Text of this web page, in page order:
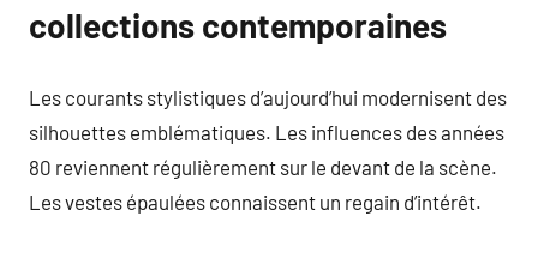
collections contemporaines
Les courants stylistiques d’aujourd’hui modernisent des
silhouettes emblématiques. Les influences des années
80 reviennent régulièrement sur le devant de la scène.
Les vestes épaulées connaissent un regain d’intérêt.